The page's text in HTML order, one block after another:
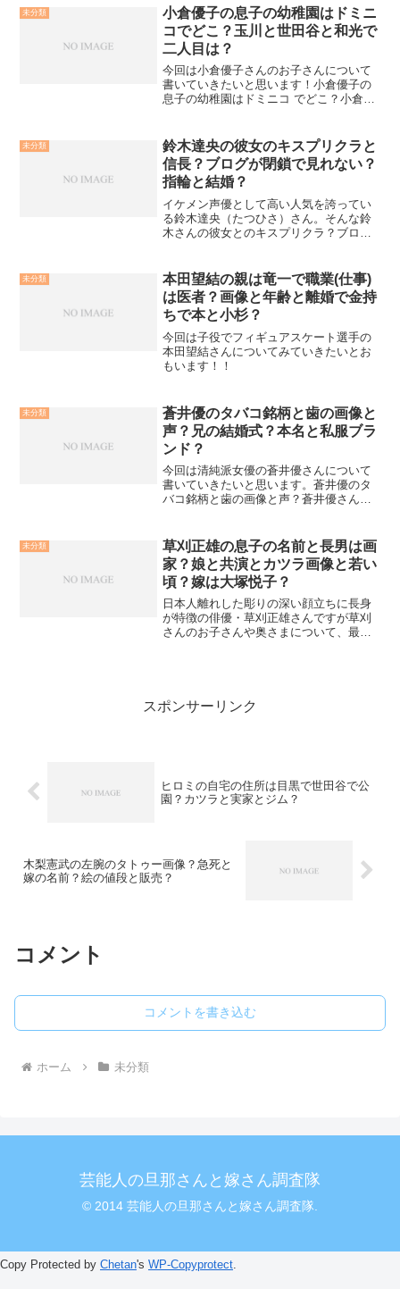
気になる旦那さまについてや、服のブラ
ンドなども調べてみました。...
未分類
小倉優子の息子の幼稚園はドミニ
コでどこ？玉川と世田谷と和光で
二人目は？
今回は小倉優子さんのお子さんについて
書いていきたいと思います！小倉優子の
息子の幼稚園はドミニコ でどこ？小倉優
SMAPのヘアスタイリストも担当してい
る超売れっ子であり、な...
未分類
鈴木達央の彼女のキスプリクラと
信長？ブログが閉鎖で見れない？
指輪と結婚？
イケメン声優として高い人気を誇ってい
る鈴木達央（たつひさ）さん。そんな鈴
木さんの彼女とのキスプリクラ？ブログ
スプリクラと信長？イケメン声優ともな
れば気になるのが彼女の存...
未分類
本田望結の親は竜一で職業(仕事)
は医者？画像と年齢と離婚で金持
ちで本と小杉？
今回は子役でフィギュアスケート選手の
本田望結さんについてみていきたいとお
もいます！！
未分類
蒼井優のタバコ銘柄と歯の画像と
声？兄の結婚式？本名と私服ブラ
ンド？
今回は清純派女優の蒼井優さんについて
書いていきたいと思います。蒼井優のタ
バコ銘柄と歯の画像と声？蒼井優さんと
が、ヘビースモーカーとしても有名です
よねそこで蒼井優さんのタ...
未分類
草刈正雄の息子の名前と長男は画
家？娘と共演とカツラ画像と若い
頃？嫁は大塚悦子？
日本人離れした彫りの深い顔立ちに長身
が特徴の俳優・草刈正雄さんですが草刈
さんのお子さんや奥さまについて、最近
スポンサーリンク
ヒロミの自宅の住所は目黒で世田谷で公
園？カツラと実家とジム？
木梨憲武の左腕のタトゥー画像？急死と
嫁の名前？絵の値段と販売？
コメント
コメントを書き込む
ホーム 未分類
芸能人の旦那さんと嫁さん調査隊
© 2014 芸能人の旦那さんと嫁さん調査隊.
Copy Protected by Chetan's WP-Copyprotect.